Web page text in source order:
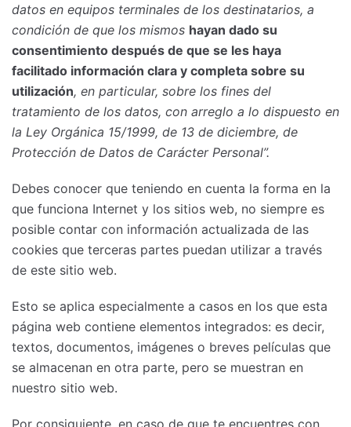
datos en equipos terminales de los destinatarios, a
condición de que los mismos hayan dado su
consentimiento después de que se les haya
facilitado información clara y completa sobre su
utilización, en particular, sobre los fines del
tratamiento de los datos, con arreglo a lo dispuesto en
la Ley Orgánica 15/1999, de 13 de diciembre, de
Protección de Datos de Carácter Personal”.
Debes conocer que teniendo en cuenta la forma en la
que funciona Internet y los sitios web, no siempre es
posible contar con información actualizada de las
cookies que terceras partes puedan utilizar a través
de este sitio web.
Esto se aplica especialmente a casos en los que esta
página web contiene elementos integrados: es decir,
textos, documentos, imágenes o breves películas que
se almacenan en otra parte, pero se muestran en
nuestro sitio web.
Por consiguiente, en caso de que te encuentres con